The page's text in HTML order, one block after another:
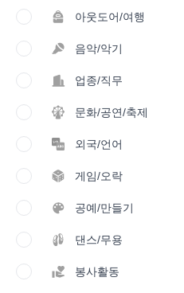
아웃도어/여행
음악/악기
업종/직무
문화/공연/축제
외국/언어
게임/오락
공예/만들기
댄스/무용
봉사활동